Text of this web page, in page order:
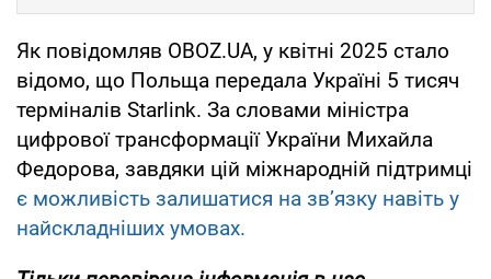
Як повідомляв OBOZ.UA, у квітні 2025 стало
відомо, що Польща передала Україні 5 тисяч
терміналів Starlink. За словами міністра
цифрової трансформації України Михайла
Федорова, завдяки цій міжнародній підтримці
є можливість залишатися на зв’язку навіть у
найскладніших умовах.